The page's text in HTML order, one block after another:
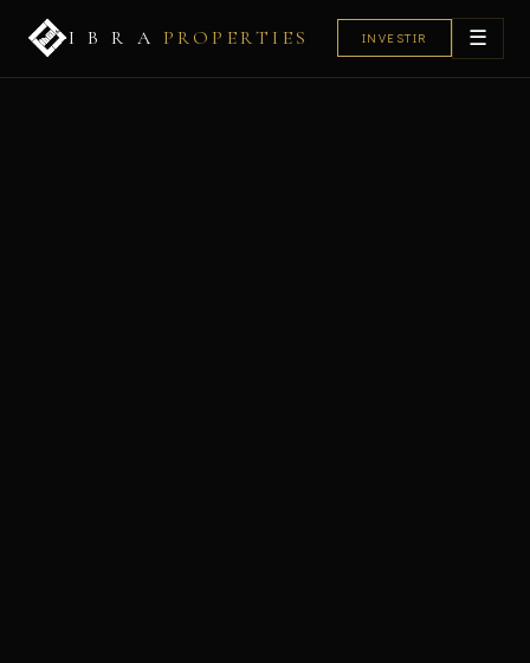
I B R A PROPERTIES INVESTIR ☰